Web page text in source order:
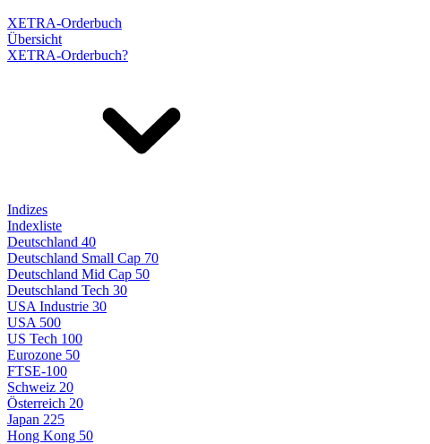
XETRA-Orderbuch
Übersicht
XETRA-Orderbuch?
Indizes
Indexliste
Deutschland 40
Deutschland Small Cap 70
Deutschland Mid Cap 50
Deutschland Tech 30
USA Industrie 30
USA 500
US Tech 100
Eurozone 50
FTSE-100
Schweiz 20
Österreich 20
Japan 225
Hong Kong 50